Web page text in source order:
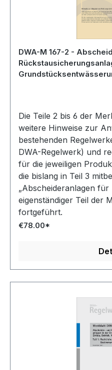
DWA-M 167-2 -
Die Teile 2 bis 6 der
weitere Hinweise zur
bestehenden
DWA-Regelwerk) und
für die jeweiligen
die bislang in Teil 3
„Abscheideranlagen für
eigenständiger Teil der
fortgeführt.
€78.00*